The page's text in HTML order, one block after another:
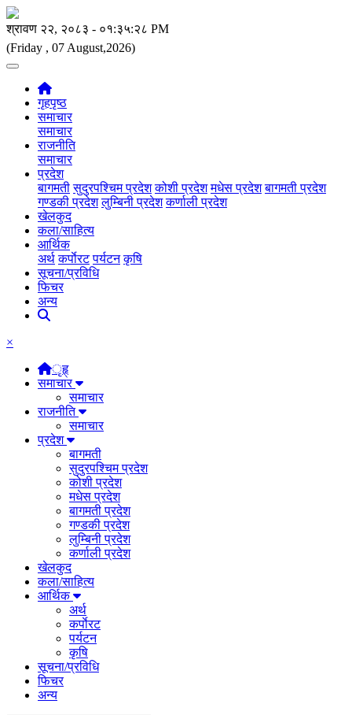
(Friday , 07 August,2026)
गृहपृष्ठ
समाचार
समाचार
राजनीति
समाचार
प्रदेश
बागमती सुदुरपश्चिम प्रदेश कोशी प्रदेश मधेस प्रदेश बागमती प्रदेश
गण्डकी प्रदेश लुम्बिनी प्रदेश कर्णाली प्रदेश
खेलकुद
कला/साहित्य
आर्थिक
अर्थ कर्पाेरट पर्यटन कृषि
सूचना/प्रविधि
फिचर
अन्य
×
ृहृ्
समाचार
समाचार
राजनीति
समाचार
प्रदेश
बागमती
सुदुरपश्चिम प्रदेश
कोशी प्रदेश
मधेस प्रदेश
बागमती प्रदेश
गण्डकी प्रदेश
लुम्बिनी प्रदेश
कर्णाली प्रदेश
खेलकुद
कला/साहित्य
आर्थिक
अर्थ
कर्पाेरट
पर्यटन
कृषि
सूचना/प्रविधि
फिचर
अन्य